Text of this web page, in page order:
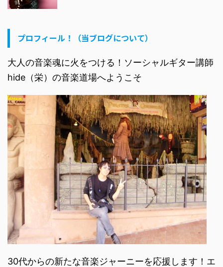
プロフィール！（当ブログについて）
大人の音楽魂に火をつける！ソーシャルギター講師
hide（栄）の音楽道場へようこそ
30代からの新たな音楽ジャーニーを応援します！エ